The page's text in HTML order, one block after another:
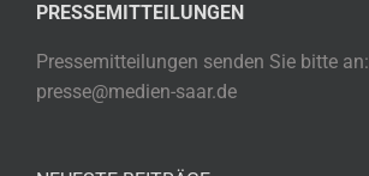
PRESSEMITTEILUNGEN
Pressemitteilungen senden Sie bitte an:
presse@medien-saar.de